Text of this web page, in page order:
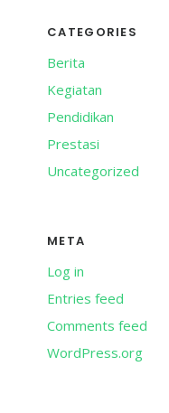
CATEGORIES
Berita
Kegiatan
Pendidikan
Prestasi
Uncategorized
META
Log in
Entries feed
Comments feed
WordPress.org